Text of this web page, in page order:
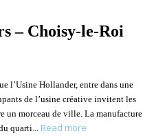
– Choisy-le-Roi
l’Usine Hollander, entre dans une
de l’usine créative invitent les
un morceau de ville. La manufacture
quarti
Read more